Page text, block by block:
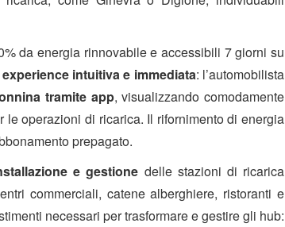
da energia rinnovabile e accessibili 7 giorni su
experience intuitiva e immediata: l’automobilista
tramite app, visualizzando comodamente
operazioni di ricarica. Il rifornimento di energia
prepagato.
e gestione delle stazioni di ricarica
commerciali, catene alberghiere, ristoranti e
necessari per trasformare e gestire gli hub: